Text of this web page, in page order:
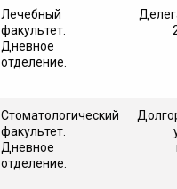
Лечебный
факультет.
Дневное
отделение.
Стоматологический
факультет.
Дневное
отделение.